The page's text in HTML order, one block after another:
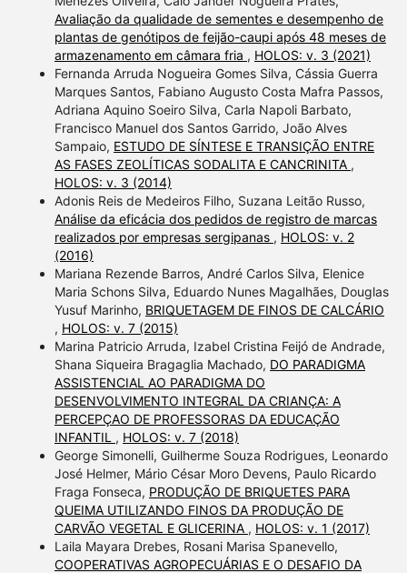
Avaliação da qualidade de sementes e desempenho de
plantas de genótipos de feijão-caupi após 48 meses de
armazenamento em câmara fria , HOLOS: v. 3 (2021)
Fernanda Arruda Nogueira Gomes Silva, Cássia Guerra
Marques Santos, Fabiano Augusto Costa Mafra Passos,
Adriana Aquino Soeiro Silva, Carla Napoli Barbato,
Francisco Manuel dos Santos Garrido, João Alves
Sampaio, ESTUDO DE SÍNTESE E TRANSIÇÃO ENTRE
AS FASES ZEOLÍTICAS SODALITA E CANCRINITA ,
HOLOS: v. 3 (2014)
Adonis Reis de Medeiros Filho, Suzana Leitão Russo,
Análise da eficácia dos pedidos de registro de marcas
realizados por empresas sergipanas , HOLOS: v. 2
(2016)
Mariana Rezende Barros, André Carlos Silva, Elenice
Maria Schons Silva, Eduardo Nunes Magalhães, Douglas
Yusuf Marinho, BRIQUETAGEM DE FINOS DE CALCÁRIO
, HOLOS: v. 7 (2015)
Marina Patricio Arruda, Izabel Cristina Feijó de Andrade,
Shana Siqueira Bragaglia Machado, DO PARADIGMA
ASSISTENCIAL AO PARADIGMA DO
DESENVOLVIMENTO INTEGRAL DA CRIANÇA: A
PERCEPÇAO DE PROFESSORAS DA EDUCAÇÃO
INFANTIL , HOLOS: v. 7 (2018)
George Simonelli, Guilherme Souza Rodrigues, Leonardo
José Helmer, Mário César Moro Devens, Paulo Ricardo
Fraga Fonseca, PRODUÇÃO DE BRIQUETES PARA
QUEIMA UTILIZANDO FINOS DA PRODUÇÃO DE
CARVÃO VEGETAL E GLICERINA , HOLOS: v. 1 (2017)
Laila Mayara Drebes, Rosani Marisa Spanevello,
COOPERATIVAS AGROPECUÁRIAS E O DESAFIO DA